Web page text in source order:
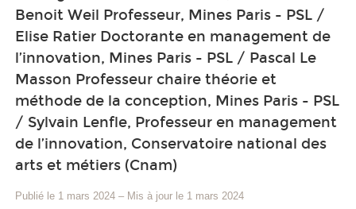
Benoit Weil Professeur, Mines Paris - PSL /
Elise Ratier Doctorante en management de
l’innovation, Mines Paris - PSL / Pascal Le
Masson Professeur chaire théorie et
méthode de la conception, Mines Paris - PSL
/ Sylvain Lenfle, Professeur en management
de l’innovation, Conservatoire national des
arts et métiers (Cnam)
Publié le 1 mars 2024 – Mis à jour le 1 mars 2024